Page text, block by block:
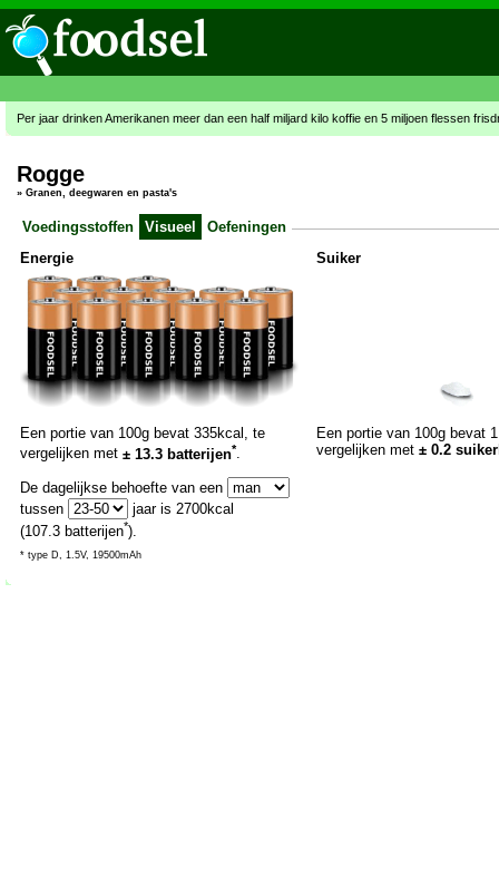
Per jaar drinken Amerikanen meer dan een half miljard kilo koffie en 5 miljoen flessen
Rogge
» Granen, deegwaren en pasta's
Voedingsstoffen Visueel
Oefeningen
Energie
Suiker
Een portie van 100g bevat 335kcal, te
vergelijken met ± 13.3 batterijen*.
De dagelijkse behoefte van een
tussen
jaar is 2700kcal
(107.3 batterijen*).
* type D, 1.5V, 19500mAh
Een portie van 100g bevat
vergelijken met ± 0.2